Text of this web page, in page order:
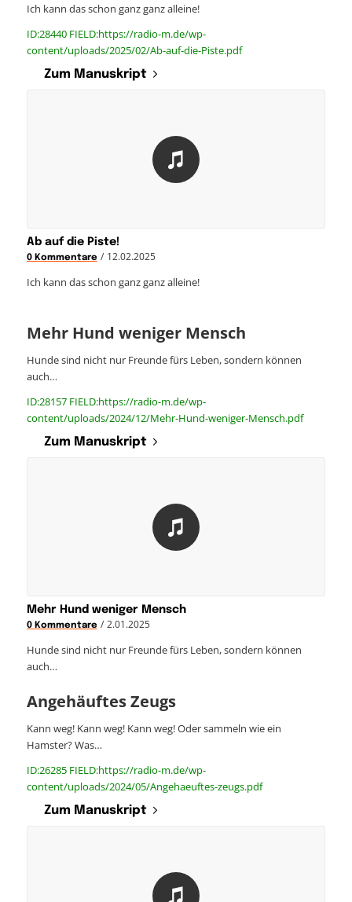
Ich kann das schon ganz ganz alleine!
ID:28440 FIELD:https://radio-m.de/wp-
content/uploads/2025/02/Ab-auf-die-Piste.pdf
Zum Manuskript
Ab auf die Piste!
0 Kommentare / 12.02.2025
Ich kann das schon ganz ganz alleine!
Mehr Hund weniger Mensch
Hunde sind nicht nur Freunde fürs Leben, sondern können
auch…
ID:28157 FIELD:https://radio-m.de/wp-
content/uploads/2024/12/Mehr-Hund-weniger-Mensch.pdf
Zum Manuskript
Mehr Hund weniger Mensch
0 Kommentare / 2.01.2025
Hunde sind nicht nur Freunde fürs Leben, sondern können
auch…
Angehäuftes Zeugs
Kann weg! Kann weg! Kann weg! Oder sammeln wie ein
Hamster? Was…
ID:26285 FIELD:https://radio-m.de/wp-
content/uploads/2024/05/Angehaeuftes-zeugs.pdf
Zum Manuskript